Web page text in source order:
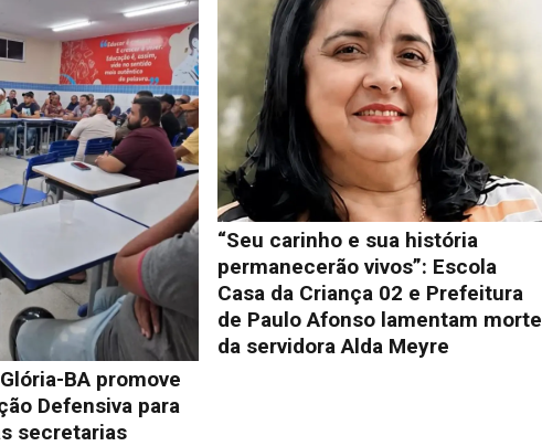
BA promove
Defensiva para
secretarias
“Seu carinho e sua história
permanecerão vivos”: Escola
Casa da Criança 02 e Prefeitura
de Paulo Afonso lamentam morte
da servidora Alda Meyre